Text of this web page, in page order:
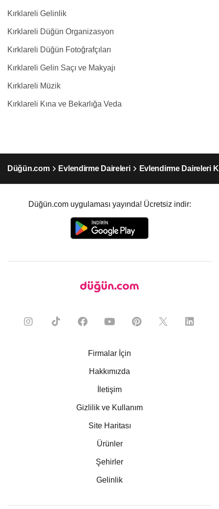
Kırklareli Gelinlik
Kırklareli Düğün Organizasyon
Kırklareli Düğün Fotoğrafçıları
Kırklareli Gelin Saçı ve Makyajı
Kırklareli Müzik
Kırklareli Kına ve Bekarlığa Veda
Düğün.com Evlendirme Daireleri Evlendirme Daireleri
Düğün.com uygulaması yayında! Ücretsiz indir:
Firmalar İçin
Hakkımızda
İletişim
Gizlilik ve Kullanım
Site Haritası
Ürünler
Şehirler
Gelinlik